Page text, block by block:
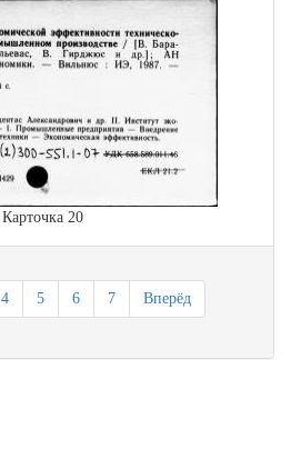
Карточка 20
4 5 6 7 Вперёд